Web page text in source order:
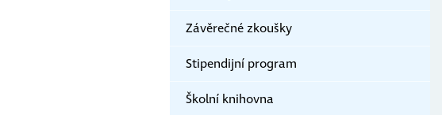
Závěrečné zkoušky
Stipendijní program
Školní knihovna